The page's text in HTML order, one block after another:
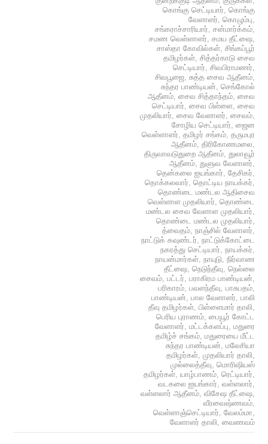
கொங்கு செட்டியார், கொங்கு
வேளாளர், கொழும்பு,
சங்கராச்சாரியார், சன்மார்க்கம்,
சமண வெள்ளாளர், சமய தீட்ஷை,
சாஸ்தா கோவில்கள், சிங்கப்பூர்
தமிழர்கள், சித்தர்காடு சைவ
செட்டியார், சிவபிராமணர்,
சிவபூஜை, சுத்த சைவ ஆதீனம்,
சுந்தர பாண்டியன், செங்கோல்
ஆதீனம், சைவ சித்தாந்தம், சைவ
செட்டியார், சைவ பிள்ளை, சைவ
முதலியார், சைவ வேளாளர், சைவம்,
சோழிய செட்டியார், ஜைன
வெள்ளாளர், தமிழர் சங்கம், தருமபுர
ஆதீனம், திரிகோணமலை,
திருவாவடுதுறை ஆதீனம், துலாவூர்
ஆதீனம், துளுவ வேளாளர்,
தென்கலை ஐயங்கார், தேசிகர்,
தொக்கலவார், தொட்டிய நாயக்கர்,
தொண்டை மண்டல ஆதிசைவ
வெள்ளாள முதலியார், தொண்டை
மண்டல சைவ வேளாள முதலியார்,
தொண்டை மண்டல முதலியார்,
த்வைதம், நாஞ்சில் வேளாளர்,
நாட்டுக் கவுண்டர், நாட்டுக்கோட்டை
நகரத்து செட்டியார், நாயக்கர்,
நாயன்மார்கள், நாயுடு, நிர்வாண
தீட்ஷை, நெடுந்தீவு, நெல்லை
சைவம், பட்டர், பராகிரம பாண்டியன்,
பரிகாரம், பவளந்தீவு, பாசுபதம்,
பாண்டியன், பால வேளாளர், பாலி
தீவு தமிழர்கள், பிள்ளைமார் தாலி,
பெரிய புராணம், பையூர் கோட்ட
வேளாளர், மட்டக்களப்பு, மதுரை
தமிழ்ச் சங்கம், மதுரையை மீட்ட
சுந்தர பாண்டியன், மலேசியா
தமிழர்கள், முதலியார் தாலி,
முல்லைத்தீவு, மொரிஷியஸ்
தமிழர்கள், யாழ்பாணம், ரெட்டியார்,
வடகலை ஐயங்கார், வள்ளலார்,
வள்ளலார் ஆதீனம், விசேஷ தீட்ஷை,
வீரவைஷ்ணவம்,
வெள்ளாஞ்செட்டியார், வேலம்மா,
வேளாளர் தாலி, வைணவம்